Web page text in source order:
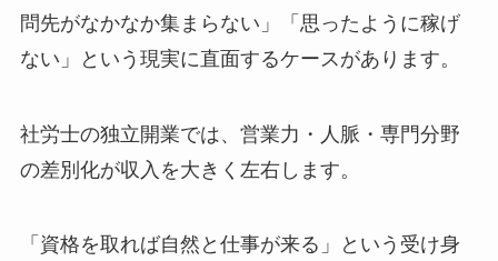
問先がなかなか集まらない」「思ったように稼げ
ない」という現実に直面するケースがあります。
社労士の独立開業では、営業力・人脈・専門分野
の差別化が収入を大きく左右します。
「資格を取れば自然と仕事が来る」という受け身